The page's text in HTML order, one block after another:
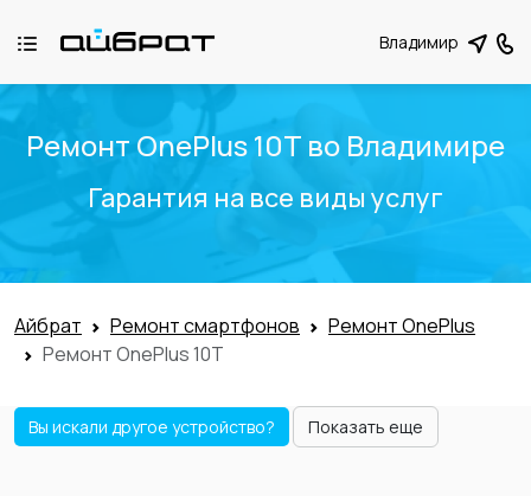
Владимир
Ремонт OnePlus 10T во Владимире
Гарантия на все виды услуг
Айбрат Ремонт смартфонов
Ремонт OnePlus
Ремонт OnePlus 10T
Вы искали другое устройство? Показать еще